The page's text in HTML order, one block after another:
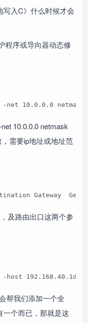
写入C》什么时候才会
程序或导向器动态修
net 10.0.0.0 netmask
10.0.0.0 netmask
需要ip地址或地址范
Gateway
及路由出口这两个参
host
帮我们添加一个全
一个而已，那就是这